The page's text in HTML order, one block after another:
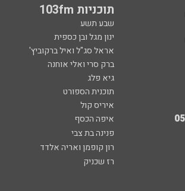
תוכניות 103fm
שבע תשע
ינון מגל ובן כספית
אראל סג"ל ואיל ברקוביץ'
ברק סרי ואלי אוחנה
גיא פלג
תוכנית הספורט
איריס קול
איפה הכסף
פנינה בת צבי
רון קופמן ואריה אלדד
רז שכניק